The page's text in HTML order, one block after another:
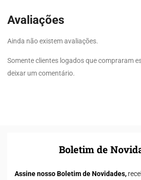
Avaliações
Ainda não existem avaliações.
Somente clientes logados que compraram
deixar um comentário.
Boletim de
Assine nosso Boletim de Novidades,